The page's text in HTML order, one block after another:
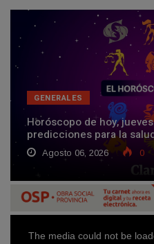
GENERALES
Horóscopo de hoy,
predicciones para la
Agosto 06, 2026 0